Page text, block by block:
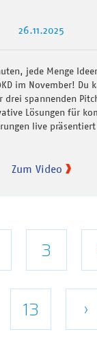
26.11.2025
jede Menge
im November! Du
spannenden
Lösungen für
live
Zum Video
Seite
3
Letzte
13 ›